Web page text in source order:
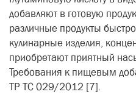
добавляют в готовую
различные продукты
кулинарные изделия,
приобретают приятный
Требования к пищевым
TP ТС 029/2012 [7].